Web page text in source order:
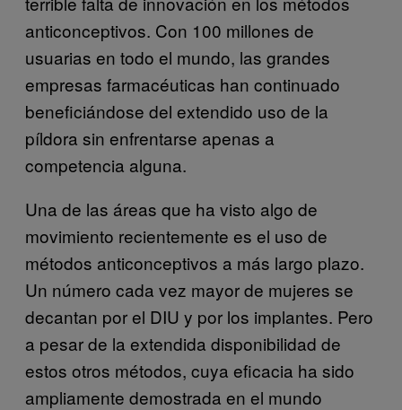
anticonceptivos. Con 100 millones de
usuarias en todo el mundo, las grandes
empresas farmacéuticas han continuado
beneficiándose del extendido uso de la
píldora sin enfrentarse apenas a
competencia alguna.
Una de las áreas que ha visto algo de
movimiento recientemente es el uso de
métodos anticonceptivos a más largo plazo.
Un número cada vez mayor de mujeres se
decantan por el DIU y por los implantes. Pero
a pesar de la extendida disponibilidad de
estos otros métodos, cuya eficacia ha sido
ampliamente demostrada en el mundo